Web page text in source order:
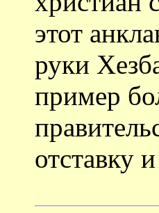
этот
руки
пример
отставку